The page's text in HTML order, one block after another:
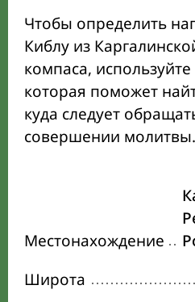
Чтобы определить
Киблу из
компаса,
которая поможет
куда следует
совершении молитвы.
Местонахождение
Широта